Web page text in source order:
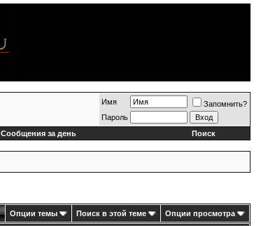
Имя
Запомнить?
Пароль
Сообщения за день Поиск
Опции темы Поиск в этой теме Опции просмотра